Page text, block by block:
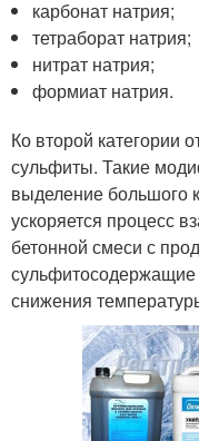
карбонат натрия;
тетраборат натрия;
нитрат натрия;
формиат натрия.
Ко второй категории
сульфиты. Такие
выделение большого
ускоряется процесс
бетонной смеси с
сульфитосодержащие
снижения